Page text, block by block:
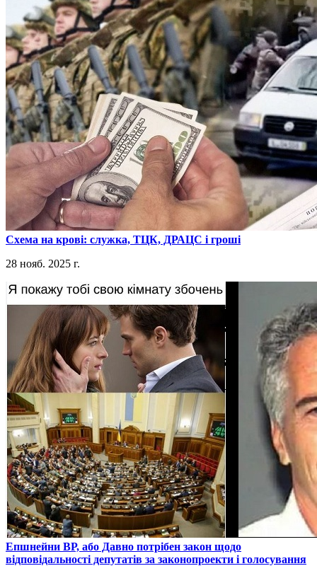
​Схема на крові: служка, ТЦК, ДРАЦС і гроші
28 нояб. 2025 г.
​Епшнейни ВР, або Давно потрібен закон щодо
відповідальності депутатів за законопроекти і голосування